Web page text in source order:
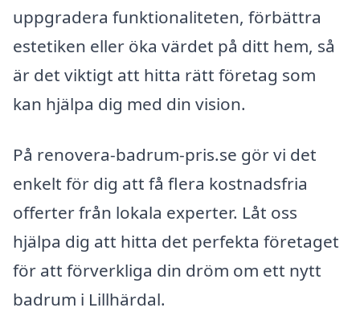
uppgradera funktionaliteten, förbättra
estetiken eller öka värdet på ditt hem, så
är det viktigt att hitta rätt företag som
kan hjälpa dig med din vision.
På renovera-badrum-pris.se gör vi det
enkelt för dig att få flera kostnadsfria
offerter från lokala experter. Låt oss
hjälpa dig att hitta det perfekta företaget
för att förverkliga din dröm om ett nytt
badrum i Lillhärdal.